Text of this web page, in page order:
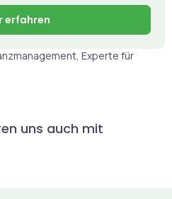
Experte für
erfahren
uns auch mit